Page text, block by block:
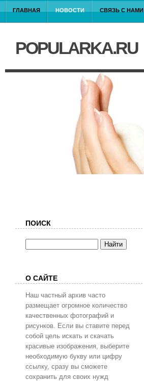
ГЛАВНАЯ НОВОСТИ СВЯЗЬ С НАМИ
POPULARKA.RU
ПОИСК
О САЙТЕ
Наш частный архив часто
размещает огромное количество
качественных фотографий и
рисунков. Если вы ставите перед
собой цель искать и скачать
красивые изображения, выберите
необходимую букву или цифру
ссылку, сразу вы сможете
сохранить для своих нужд